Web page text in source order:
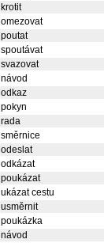
krotit
omezovat
poutat
spoutávat
svazovat
návod
odkaz
pokyn
rada
směrnice
odeslat
odkázat
poukázat
ukázat cestu
usměrnit
poukázka
návod